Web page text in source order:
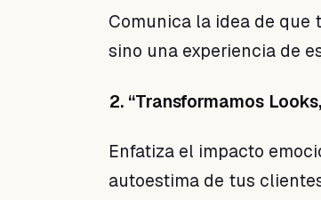
Comunica la idea de que
sino una experiencia de
2. “Transformamos
Enfatiza el impacto
autoestima de tus